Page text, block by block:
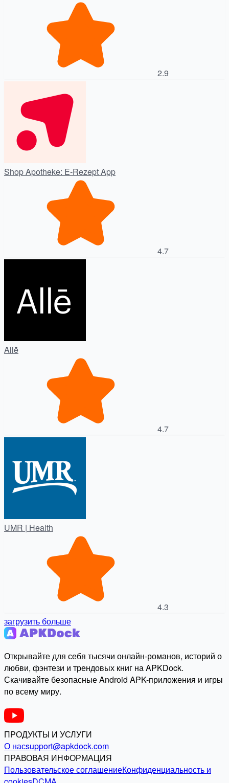
2.9
Shop Apotheke: E-Rezept App
4.7
Allē
4.7
UMR | Health
4.3
загрузить больше
Открывайте для себя тысячи онлайн-романов, историй о
любви, фэнтези и трендовых книг на APKDock.
Скачивайте безопасные Android APK-приложения и игры
по всему миру.
ПРОДУКТЫ И УСЛУГИ
О насsupport@apkdock.com
ПРАВОВАЯ ИНФОРМАЦИЯ
Пользовательское соглашениеКонфиденциальность и